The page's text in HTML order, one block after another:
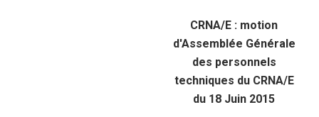
CRNA/E : motion
d'Assemblée Générale
des personnels
techniques du CRNA/E
du 18 Juin 2015